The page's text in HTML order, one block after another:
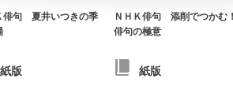
俳句 夏井いつきの季
紙版
ＮＨＫ俳句 添削でつかむ！
俳句の極意
紙版